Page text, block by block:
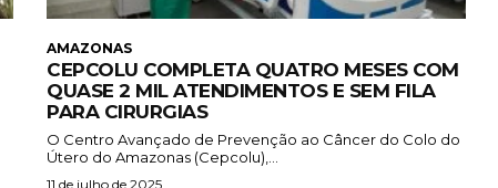
AMAZONAS
CEPCOLU COMPLETA QUATRO MESES COM
QUASE 2 MIL ATENDIMENTOS E SEM FILA
PARA CIRURGIAS
O Centro Avançado de Prevenção ao Câncer do Colo do
Útero do Amazonas (Cepcolu),...
11 de julho de 2025